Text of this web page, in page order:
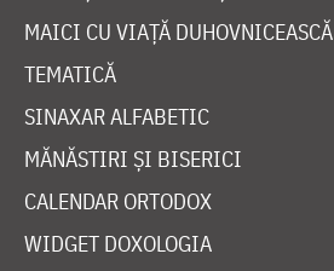
MAICI CU VIAȚĂ DUHOVNICEASCĂ
TEMATICĂ
SINAXAR ALFABETIC
MĂNĂSTIRI ȘI BISERICI
CALENDAR ORTODOX
WIDGET DOXOLOGIA